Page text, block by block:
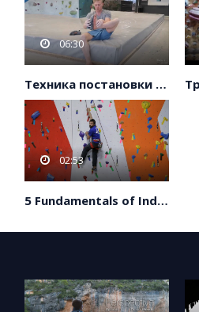
06:30
Техника постановки ног. Magnus Midtbø
02:53
5 Fundamentals of Indoor Rock Climbing